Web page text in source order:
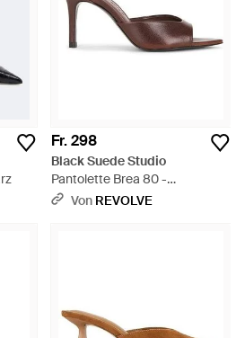
Fr. 298
Black Suede Studio
Pantolette Brea 80 -
Mehrfarbig
Von REVOLVE